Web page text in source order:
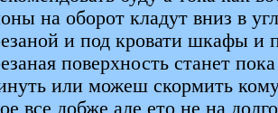
на оборот кладут вниз в
и под кровати шкафы и
поверхность станет
или можеш скормить
все добже але ето не на